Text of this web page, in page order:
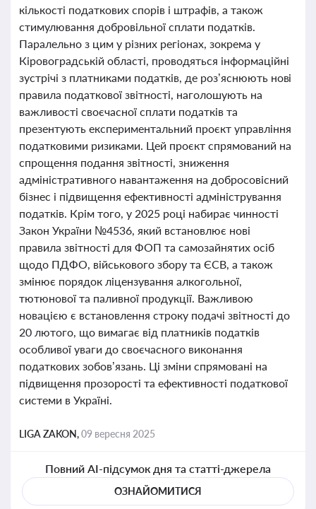
кількості податкових спорів і штрафів, а також
стимулювання добровільної сплати податків.
Паралельно з цим у різних регіонах, зокрема у
Кіровоградській області, проводяться інформаційні
зустрічі з платниками податків, де роз’яснюють нові
правила податкової звітності, наголошують на
важливості своєчасної сплати податків та
презентують експериментальний проєкт управління
податковими ризиками. Цей проєкт спрямований на
спрощення подання звітності, зниження
адміністративного навантаження на добросовісний
бізнес і підвищення ефективності адміністрування
податків. Крім того, у 2025 році набирає чинності
Закон України №4536, який встановлює нові
правила звітності для ФОП та самозайнятих осіб
щодо ПДФО, військового збору та ЄСВ, а також
змінює порядок ліцензування алкогольної,
тютюнової та паливної продукції. Важливою
новацією є встановлення строку подачі звітності до
20 лютого, що вимагає від платників податків
особливої уваги до своєчасного виконання
податкових зобов’язань. Ці зміни спрямовані на
підвищення прозорості та ефективності податкової
системи в Україні.
LIGA ZAKON,09 вересня 2025
Повний AI-підсумок дня та статті-джерела
ОЗНАЙОМИТИСЯ